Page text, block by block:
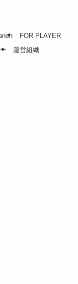
FOR PLAYER
運営組織